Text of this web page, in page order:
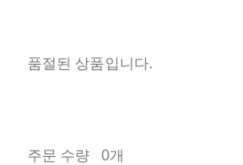
품절된 상품입니다.
주문 수량
0개